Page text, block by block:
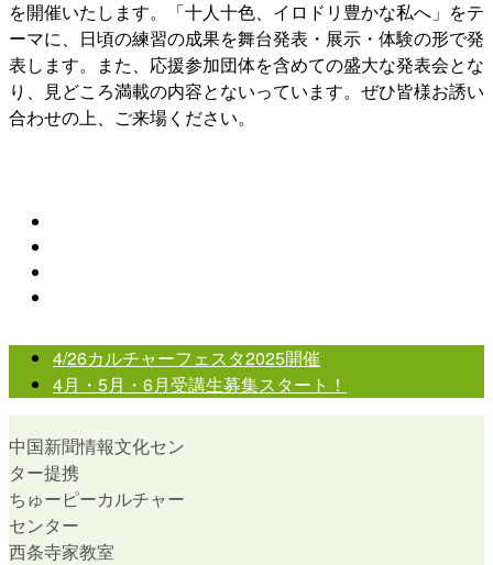
を開催いたします。「十人十色、イロドリ豊かな私へ」をテ
ーマに、日頃の練習の成果を舞台発表・展示・体験の形で発
表します。また、応援参加団体を含めての盛大な発表会とな
り、見どころ満載の内容とないっています。ぜひ皆様お誘い
合わせの上、ご来場ください。
Email
previous
post:
4/26カルチャーフェスタ2025開催
next
4月・5月・6月受講生募集スタート！
中国新聞情報文化セン
ター提携
ちゅーピーカルチャー
センター
西条寺家教室